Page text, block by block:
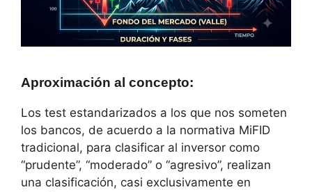
Aproximación al concepto:
Los test estandarizados a los que nos someten
los bancos, de acuerdo a la normativa MiFID
tradicional, para clasificar al inversor como
“prudente”, “moderado” o “agresivo”, realizan
una clasificación, casi exclusivamente en